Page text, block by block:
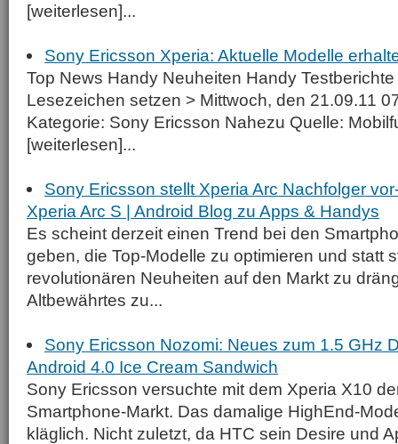
[weiterlesen]...
Sony Ericsson Xperia: Aktuelle Modelle
Top News Handy Neuheiten Handy
Lesezeichen setzen > Mittwoch, den 21.09.11
Kategorie: Sony Ericsson Nahezu Quelle:
[weiterlesen]...
Sony Ericsson stellt Xperia Arc Nachfolger
Xperia Arc S | Android Blog zu Apps & Handys
Es scheint derzeit einen Trend bei den
geben, die Top-Modelle zu optimieren und statt
revolutionären Neuheiten auf den Markt zu
Altbewährtes zu...
Sony Ericsson Nozomi: Neues zum 1.5 GHz
Android 4.0 Ice Cream Sandwich
Sony Ericsson versuchte mit dem Xperia X10
Smartphone-Markt. Das damalige HighEnd-
kläglich. Nicht zuletzt, da HTC sein Desire und